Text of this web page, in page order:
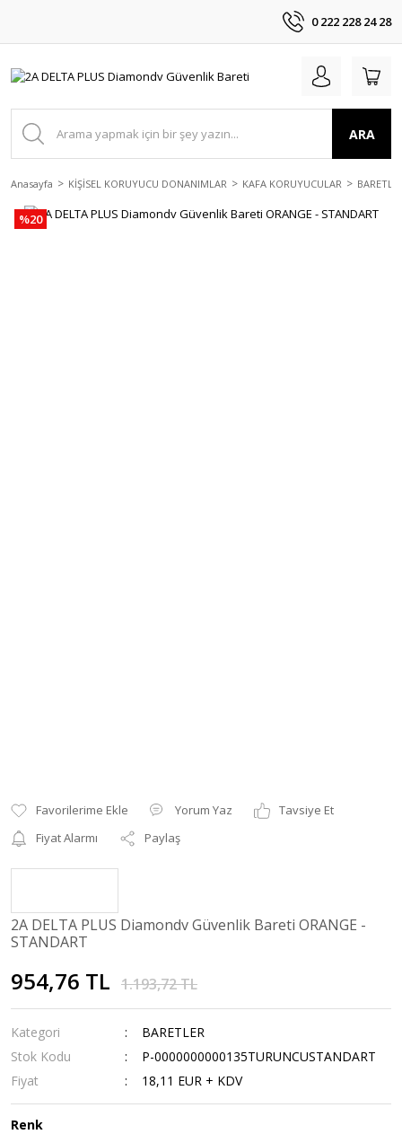
0 222 228 24 28
ARA
Anasayfa KİŞİSEL KORUYUCU DONANIMLAR KAFA KORUYUCULAR
%20
Yorum Yaz
Tavsiye Et
Fiyat Alarmı
Paylaş
2A DELTA PLUS Diamondv Güvenlik Bareti ORANGE -
STANDART
954,76 TL 1.193,72 TL
Kategori
BARETLER
Stok Kodu
P-0000000000135TURUNCUSTANDART
Fiyat
18,11 EUR + KDV
Renk